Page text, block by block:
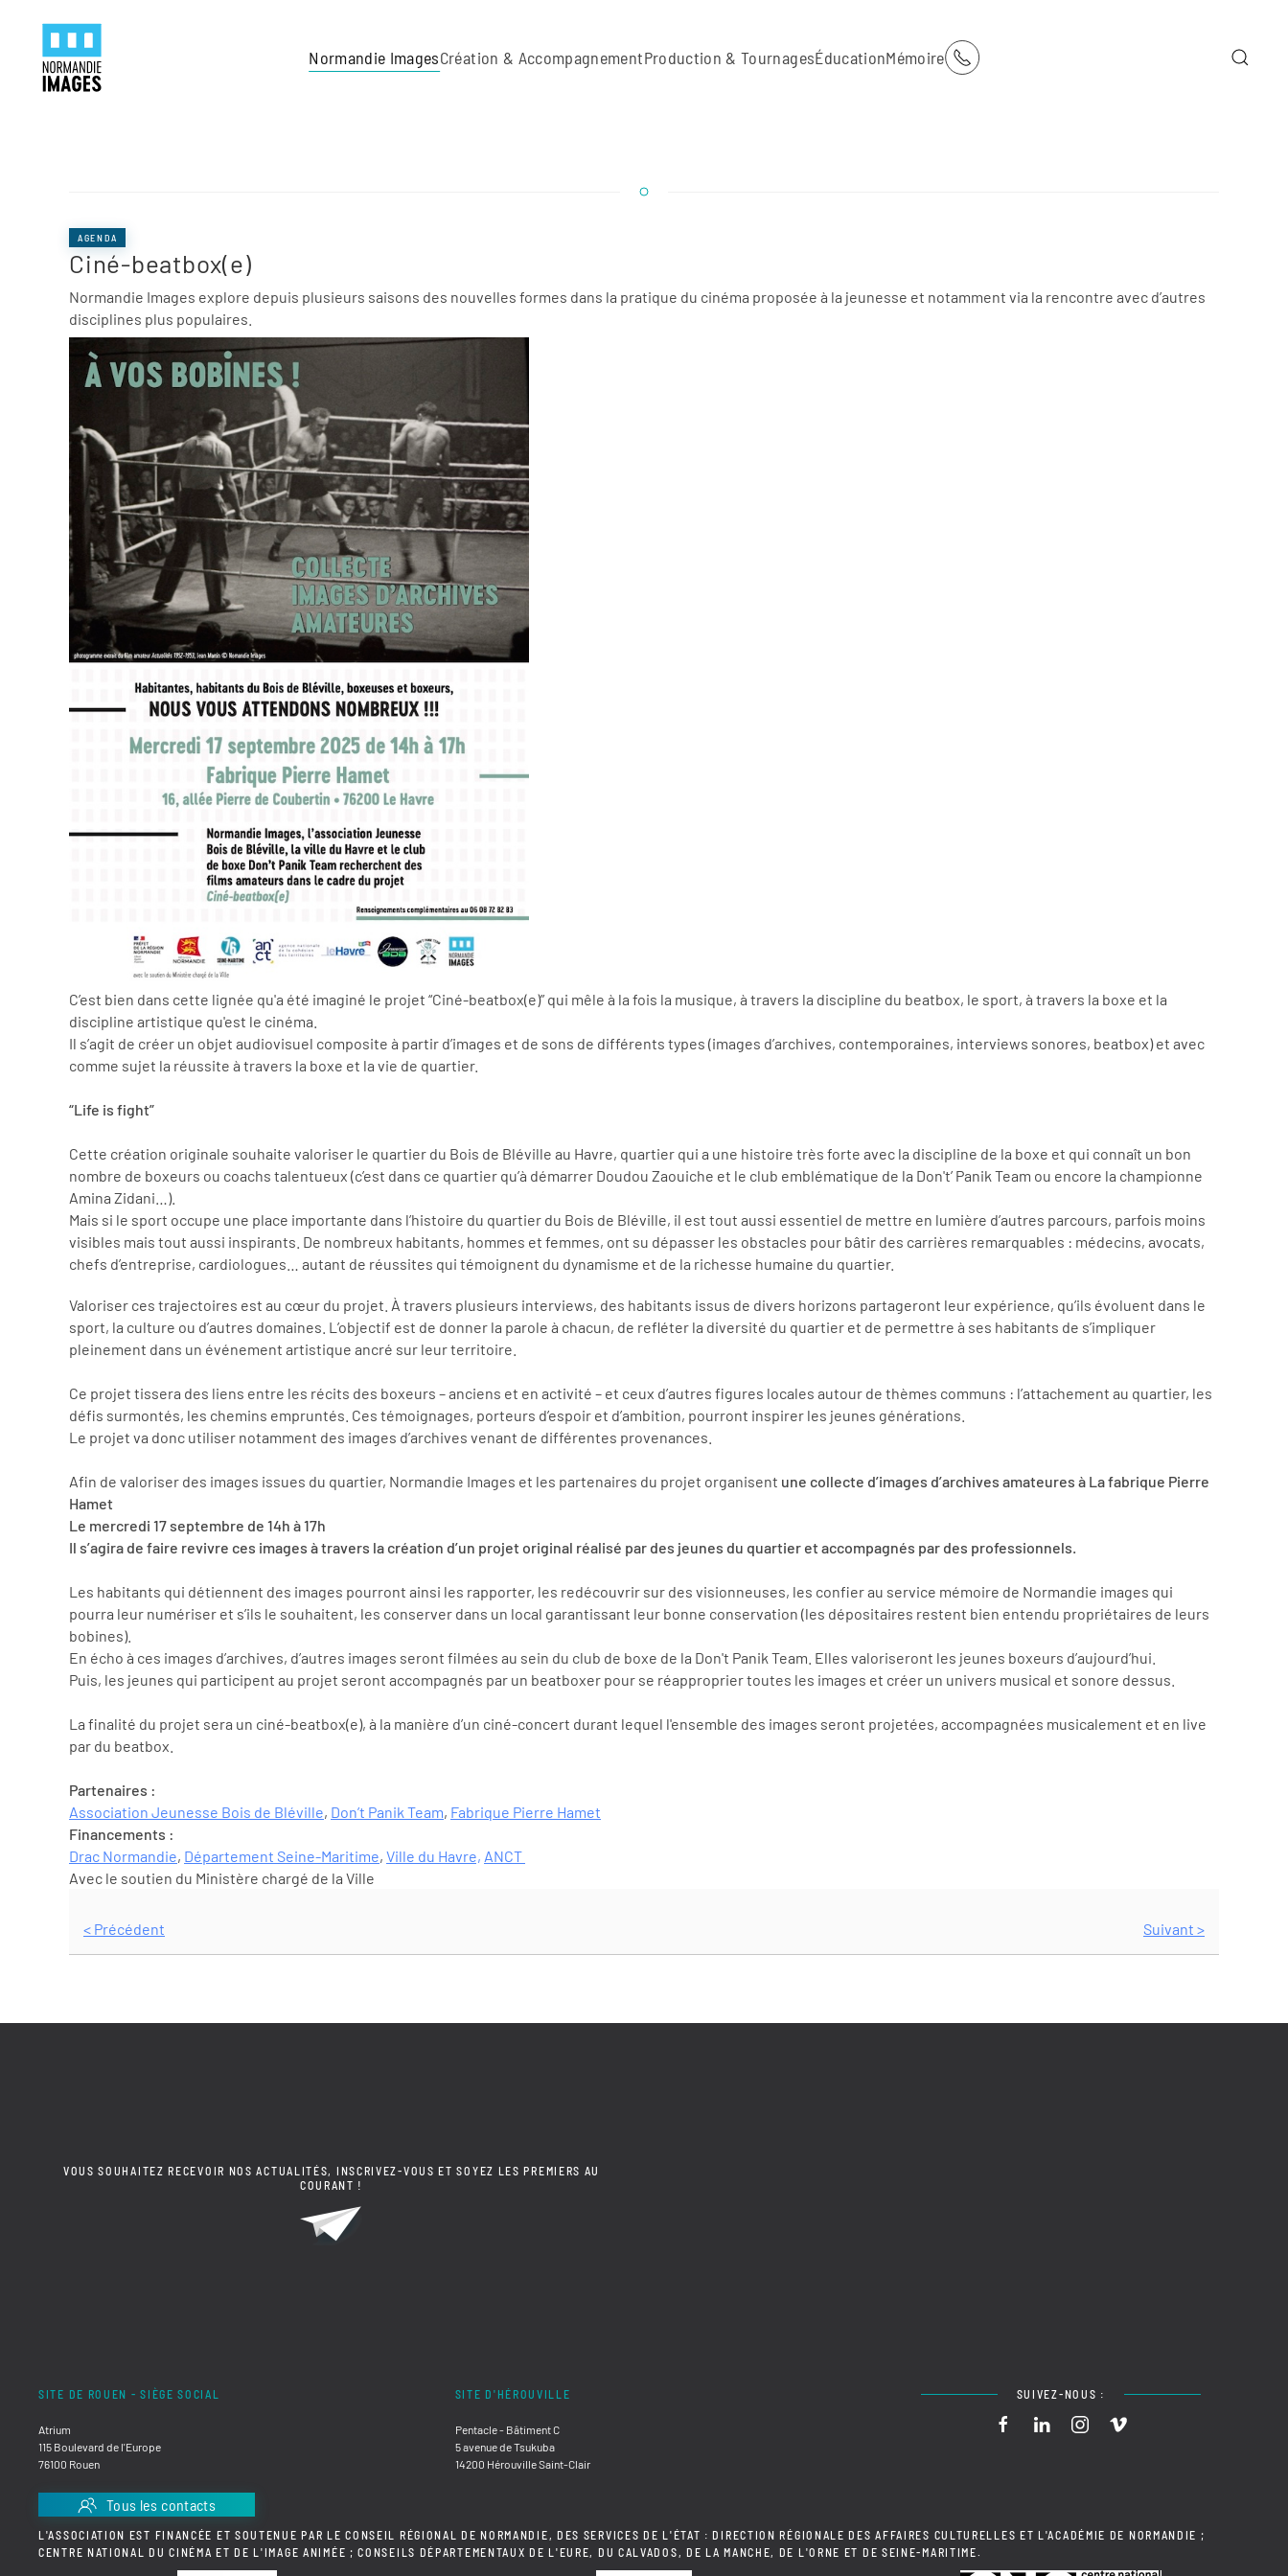
Skip to main content
Normandie ImagesCréation & AccompagnementProduction & TournagesÉducationMémoire
AGENDA
Ciné-beatbox(e)
Normandie Images explore depuis plusieurs saisons des nouvelles formes dans la pratique du cinéma proposée à la jeunesse et notamment via la rencontre avec d’autres
disciplines plus populaires.
C’est bien dans cette lignée qu'a été imaginé le projet “Ciné-beatbox(e)” qui mêle à la fois la musique, à travers la discipline du beatbox, le sport, à travers la boxe et la
discipline artistique qu'est le cinéma.
Il s’agit de créer un objet audiovisuel composite à partir d’images et de sons de différents types (images d’archives, contemporaines, interviews sonores, beatbox) et avec
comme sujet la réussite à travers la boxe et la vie de quartier.
“Life is fight”
Cette création originale souhaite valoriser le quartier du Bois de Bléville au Havre, quartier qui a une histoire très forte avec la discipline de la boxe et qui connaît un bon
nombre de boxeurs ou coachs talentueux (c’est dans ce quartier qu’à démarrer Doudou Zaouiche et le club emblématique de la Don't’ Panik Team ou encore la championne
Amina Zidani…).
Mais si le sport occupe une place importante dans l’histoire du quartier du Bois de Bléville, il est tout aussi essentiel de mettre en lumière d’autres parcours, parfois moins
visibles mais tout aussi inspirants. De nombreux habitants, hommes et femmes, ont su dépasser les obstacles pour bâtir des carrières remarquables : médecins, avocats,
chefs d’entreprise, cardiologues… autant de réussites qui témoignent du dynamisme et de la richesse humaine du quartier.
Valoriser ces trajectoires est au cœur du projet. À travers plusieurs interviews, des habitants issus de divers horizons partageront leur expérience, qu’ils évoluent dans le
sport, la culture ou d’autres domaines. L’objectif est de donner la parole à chacun, de refléter la diversité du quartier et de permettre à ses habitants de s’impliquer
pleinement dans un événement artistique ancré sur leur territoire.
Ce projet tissera des liens entre les récits des boxeurs – anciens et en activité – et ceux d’autres figures locales autour de thèmes communs : l’attachement au quartier, les
défis surmontés, les chemins empruntés. Ces témoignages, porteurs d’espoir et d’ambition, pourront inspirer les jeunes générations.
Le projet va donc utiliser notamment des images d’archives venant de différentes provenances.
Afin de valoriser des images issues du quartier, Normandie Images et les partenaires du projet organisent une collecte d’images d’archives amateures à La fabrique Pierre
Hamet
Le mercredi 17 septembre de 14h à 17h
Il s’agira de faire revivre ces images à travers la création d’un projet original réalisé par des jeunes du quartier et accompagnés par des professionnels.
Les habitants qui détiennent des images pourront ainsi les rapporter, les redécouvrir sur des visionneuses, les confier au service mémoire de Normandie images qui
pourra leur numériser et s’ils le souhaitent, les conserver dans un local garantissant leur bonne conservation (les dépositaires restent bien entendu propriétaires de leurs
bobines).
En écho à ces images d’archives, d’autres images seront filmées au sein du club de boxe de la Don't Panik Team. Elles valoriseront les jeunes boxeurs d’aujourd’hui.
Puis, les jeunes qui participent au projet seront accompagnés par un beatboxer pour se réapproprier toutes les images et créer un univers musical et sonore dessus.
La finalité du projet sera un ciné-beatbox(e), à la manière d’un ciné-concert durant lequel l'ensemble des images seront projetées, accompagnées musicalement et en live
par du beatbox.
Partenaires :
Association Jeunesse Bois de Bléville, Don’t Panik Team, Fabrique Pierre Hamet
Financements :
Drac Normandie, Département Seine-Maritime, Ville du Havre, ANCT
Avec le soutien du Ministère chargé de la Ville
< Précédent Suivant >
VOUS SOUHAITEZ RECEVOIR NOS ACTUALITÉS, INSCRIVEZ-VOUS ET SOYEZ LES PREMIERS AU
COURANT !
SITE DE ROUEN - SIÈGE SOCIAL
Atrium
115 Boulevard de l'Europe
76100 Rouen
Tous les contacts
SITE D'HÉROUVILLE
Pentacle - Bâtiment C
5 avenue de Tsukuba
14200 Hérouville Saint-Clair
SUIVEZ-NOUS :
L'ASSOCIATION EST FINANCÉE ET SOUTENUE PAR LE CONSEIL RÉGIONAL DE NORMANDIE, DES SERVICES DE L'ÉTAT : DIRECTION RÉGIONALE DES AFFAIRES CULTURELLES ET L'ACADÉMIE DE NORMANDIE ;
CENTRE NATIONAL DU CINÉMA ET DE L'IMAGE ANIMÉE ; CONSEILS DÉPARTEMENTAUX DE L'EURE, DU CALVADOS, DE LA MANCHE, DE L'ORNE ET DE SEINE-MARITIME.